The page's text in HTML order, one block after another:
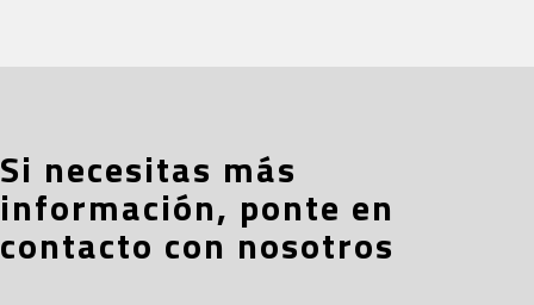
Si necesitas más
información, ponte en
contacto con nosotros